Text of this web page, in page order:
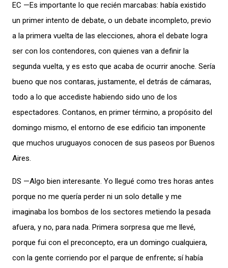
EC —Es importante lo que recién marcabas: había existido
un primer intento de debate, o un debate incompleto, previo
a la primera vuelta de las elecciones, ahora el debate logra
ser con los contendores, con quienes van a definir la
segunda vuelta, y es esto que acaba de ocurrir anoche. Sería
bueno que nos contaras, justamente, el detrás de cámaras,
todo a lo que accediste habiendo sido uno de los
espectadores. Contanos, en primer término, a propósito del
domingo mismo, el entorno de ese edificio tan imponente
que muchos uruguayos conocen de sus paseos por Buenos
Aires.
DS —Algo bien interesante. Yo llegué como tres horas antes
porque no me quería perder ni un solo detalle y me
imaginaba los bombos de los sectores metiendo la pesada
afuera, y no, para nada. Primera sorpresa que me llevé,
porque fui con el preconcepto, era un domingo cualquiera,
con la gente corriendo por el parque de enfrente; sí había